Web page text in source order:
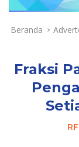
Beranda
Fraksi